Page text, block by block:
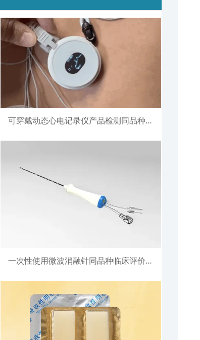
可穿戴动态心电记录仪产品检测同品种比对注册案例
一次性使用微波消融针同品种临床评价注册案例